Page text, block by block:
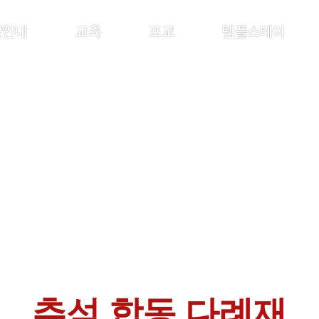
내 교육 포교 템플스테이